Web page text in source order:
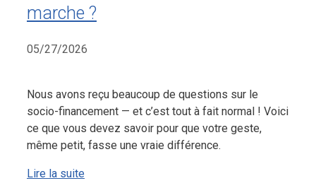
marche ?
05/27/2026
Nous avons reçu beaucoup de questions sur le
socio-financement — et c’est tout à fait normal ! Voici
ce que vous devez savoir pour que votre geste,
même petit, fasse une vraie différence.
Lire la suite